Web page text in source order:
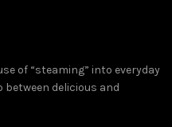
of “steaming” into everyday
between delicious and